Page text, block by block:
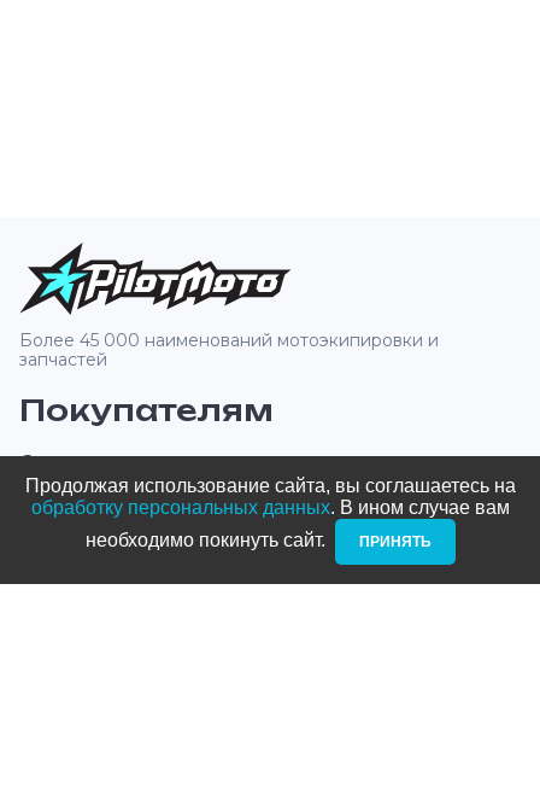
Более 45 000 наименований мотоэкипировки и
запчастей
Покупателям
О компании
Оплата и доставка
Новости и акции
Блог
Продолжая использование сайта, вы соглашаетесь на
обработку персональных данных. В ином случае вам
необходимо покинуть сайт. ­
ПРИНЯТЬ